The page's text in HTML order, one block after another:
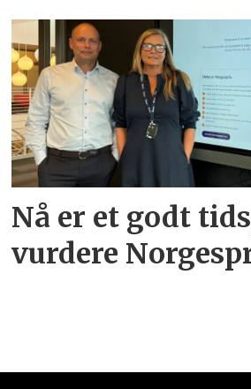
Nå er et godt
vurdere